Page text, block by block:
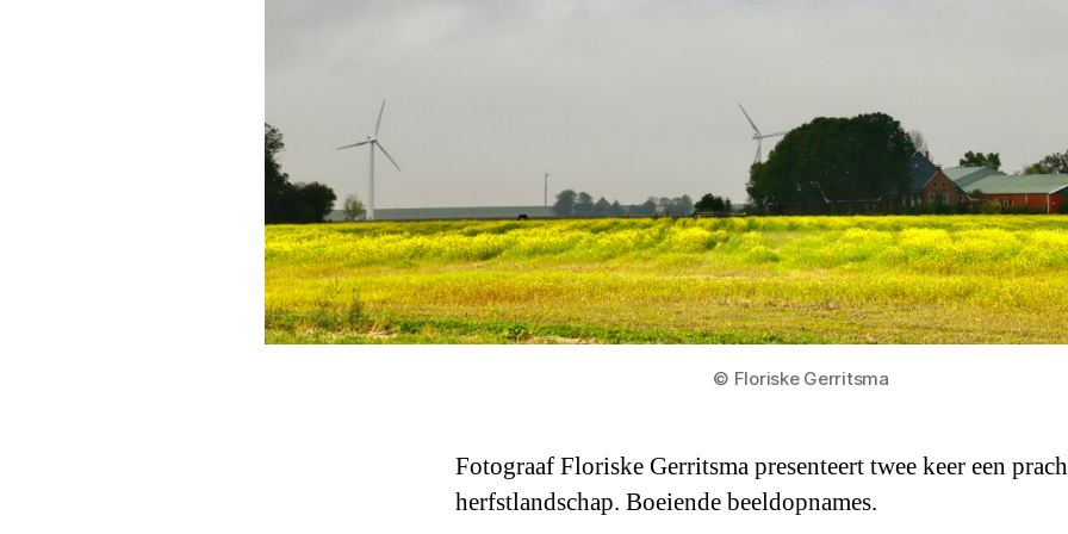
© Floriske Gerritsma
Fotograaf Floriske Gerritsma presenteert twee keer een
herfstlandschap. Boeiende beeldopnames.